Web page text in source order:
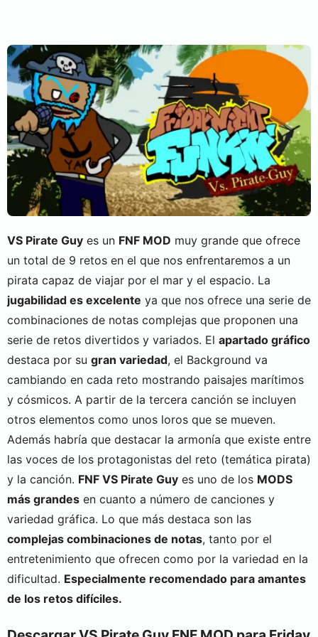
VS Pirate Guy es un FNF MOD muy grande que ofrece
un total de 9 retos en el que nos enfrentaremos a un
pirata capaz de viajar por el mar y el espacio. La
jugabilidad es excelente ya que nos ofrece una serie de
combinaciones de notas complejas que proponen una
serie de retos divertidos y variados. El apartado gráfico
destaca por su gran variedad, el Background va
cambiando en cada reto mostrando paisajes marítimos
y cósmicos. A partir de la tercera canción se incluyen
otros elementos como unos loros que se mueven.
Además habría que destacar la armonía que existe entre
las voces de los protagonistas del reto (temática pirata)
y la canción. FNF VS Pirate Guy es uno de los MODS
más grandes en cuanto a número de canciones y
variedad gráfica. Lo que más destaca son las
complejas combinaciones de notas, tanto por el
entretenimiento que ofrecen como por la variedad en la
dificultad. Especialmente recomendado para amantes
de los retos difíciles.